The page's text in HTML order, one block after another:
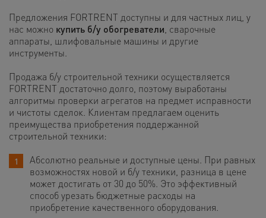
Предложения FORTRENT доступны и для частных лиц, у
нас можно купить б/у обогреватели , сварочные
аппараты, шлифовальные машины и другие
инструменты.
Продажа б/у строительной техники осуществляется
FORTRENT достаточно долго, поэтому выработаны
алгоритмы проверки агрегатов на предмет исправности
и чистоты сделок. Клиентам предлагаем оценить
преимущества приобретения поддержанной
строительной техники:
Абсолютно реальные и доступные цены. При равных
возможностях новой и б/у техники, разница в цене
может достигать от 30 до 50%. Это эффективный
способ урезать бюджетные расходы на
приобретение качественного оборудования.